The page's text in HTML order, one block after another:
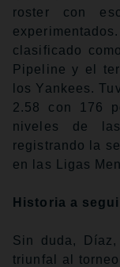
roster con
clasificado
Pipeline y el
los Yankees.
2.58 con 176
niveles de
registrando la
en las Ligas
Historia a
Sin duda,
triunfal al